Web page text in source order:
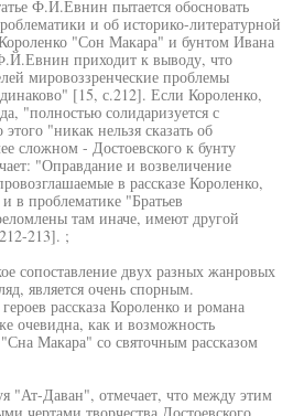
Ф.Й.Евнин пытается обосновать
и об историко-литературной
"Сон Макара" и бунтом Ивана
приходит к выводу, что
мировоззренческие проблемы
[15, с.212]. Если Короленко,
"полностью солидаризуется с
"никак нельзя сказать об
сложном - Достоевского к бунту
"Оправдание и возвеличение
в рассказе Короленко,
в проблематике "Братьев
там иначе, имеют другой
213]. ;
сопоставление двух разных жанровых
является очень спорным.
рассказа Короленко и романа
очевидна, как и возможность
Макара" со святочным рассказом
"Ат-Даван", отмечает, что между этим